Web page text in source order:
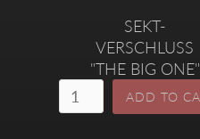
SEKT-
VERSCHLUSS
"THE BIG ONE"